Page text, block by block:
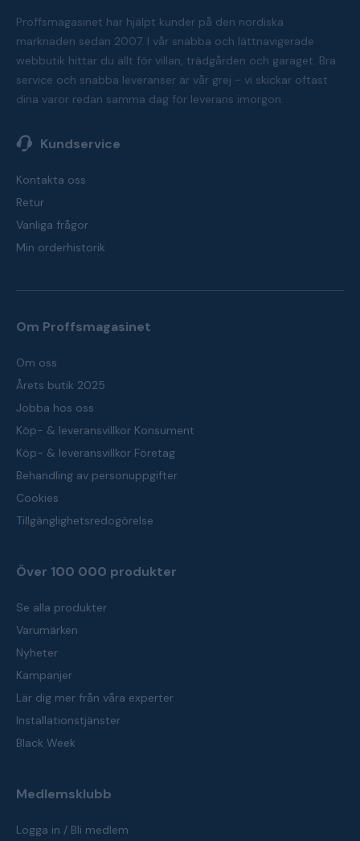
Proffsmagasinet har hjälpt kunder på den nordiska
marknaden sedan 2007. I vår snabba och lättnavigerade
webbutik hittar du allt för villan, trädgården och garaget. Bra
service och snabba leveranser är vår grej - vi skickar oftast
dina varor redan samma dag för leverans imorgon.
Kundservice
Kontakta oss
Retur
Vanliga frågor
Min orderhistorik
Om Proffsmagasinet
Om oss
Årets butik 2025
Jobba hos oss
Köp- & leveransvillkor Konsument
Köp- & leveransvillkor Företag
Behandling av personuppgifter
Cookies
Tillgänglighetsredogörelse
Över 100 000 produkter
Se alla produkter
Varumärken
Nyheter
Kampanjer
Lär dig mer från våra experter
Installationstjänster
Black Week
Medlemsklubb
Logga in / Bli medlem